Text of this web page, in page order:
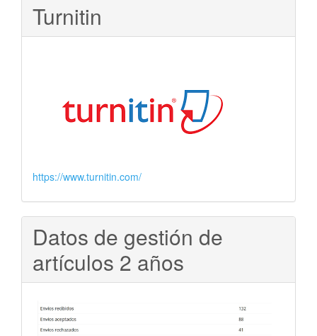
Turnitin
https://www.turnitin.com/
Datos de gestión de
artículos 2 años